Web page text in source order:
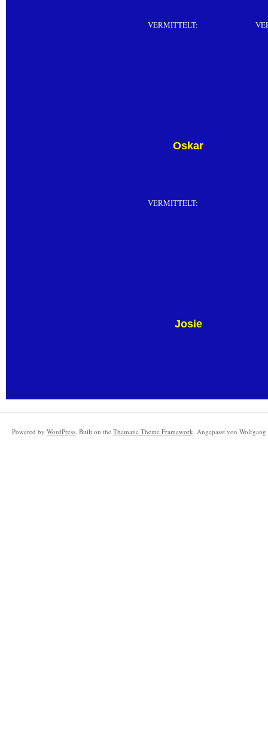
VERMITTELT:
Oskar
VERMITTELT:
Josie
Powered by WordPress. Built on the Thematic Theme Framework. Angepasst von